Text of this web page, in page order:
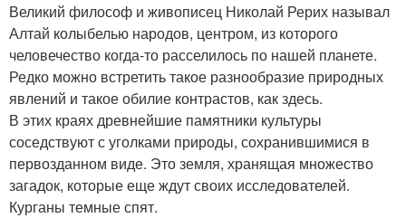
Великий философ и живописец Николай Рерих называл
Алтай колыбелью народов, центром, из которого
человечество когда-то расселилось по нашей планете.
Редко можно встретить такое разнообразие природных
явлений и такое обилие контрастов, как здесь.
В этих краях древнейшие памятники культуры
соседствуют с уголками природы, сохранившимися в
первозданном виде. Это земля, хранящая множество
загадок, которые еще ждут своих исследователей.
Курганы темные спят.